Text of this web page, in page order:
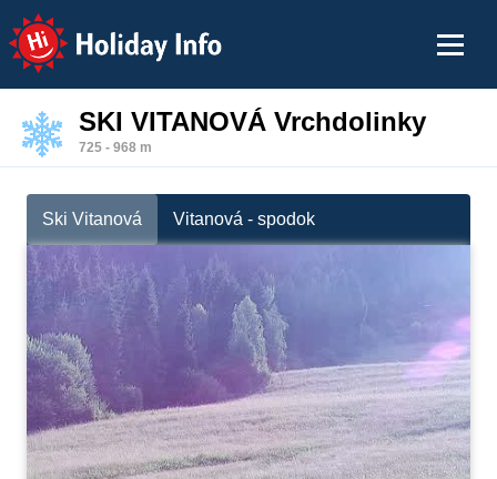
Holiday Info
SKI VITANOVÁ Vrchdolinky
725 - 968 m
Ski Vitanová Vitanová - spodok